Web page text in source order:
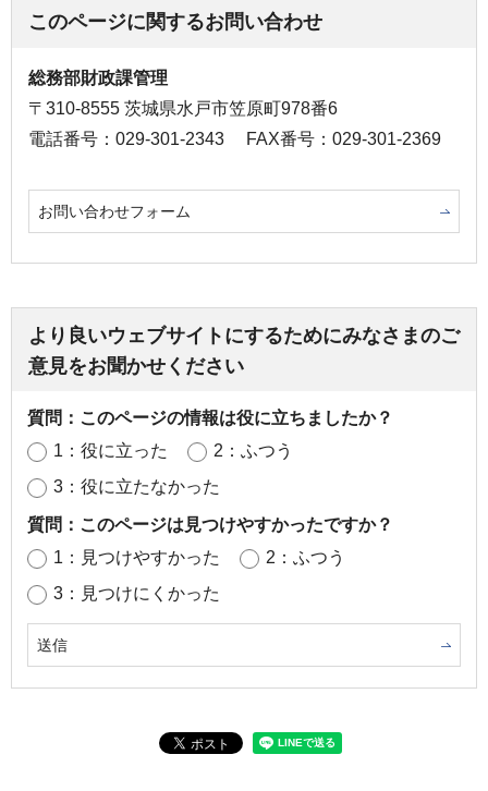
このページに関するお問い合わせ
総務部財政課管理
〒310-8555 茨城県水戸市笠原町978番6
電話番号：029-301-2343
FAX番号：029-301-2369
お問い合わせフォーム
より良いウェブサイトにするためにみなさまのご
意見をお聞かせください
質問：このページの情報は役に立ちましたか？
1：役に立った
2：ふつう
3：役に立たなかった
質問：このページは見つけやすかったですか？
1：見つけやすかった
2：ふつう
3：見つけにくかった